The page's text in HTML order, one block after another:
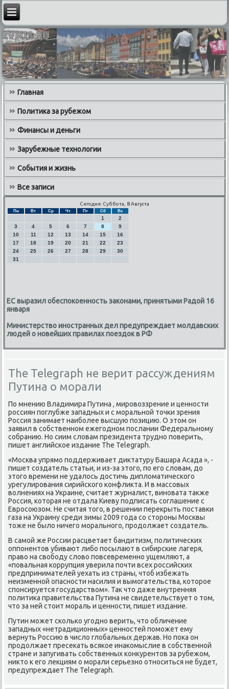
Главная
Политика за рубежом
Финансы и деньги
Зарубежные технологии
События и жизнь
Все записи
Сегодня: Суббота, 8 Августа
Пн Вт Ср Чт Пт Сб Вс
1
2
3
4 5 6 7 8
9
10
11 12 13 14 15
16
17
18 19 20 21 22
23
24
25 26 27 28 29
30
31
ЕС выразил обеспокоенность законами, принятыми Радой 16
января
Министерство иностранных дел предупреждает молдавских
людей о новейших правилах поездок в РФ
The Telegraph не верит рассуждениям
Путина о морали
По мнению Владимира Путина , мировоззрение и ценности
россиян поглубже западных и с моральной точки зрения
Россия занимает наиболее высшую позицию. О этом он
заявил в собственном ежегодном послании Федеральному
собранию. Но сиим словам президента трудно поверить,
пишет английское издание The Telegraph.
«Москва упрямо поддерживает диктатуру Башара Асада », -
пишет создатель статьи, и из-за этого, по его словам, до
этого времени не удалось достичь дипломатического
урегулирования сирийского конфликта. И в массовых
волнениях на Украине, считает журналист, виновата также
Россия, которая не отдала Киеву подписать соглашение с
Евросоюзом. Не считая того, в решении перекрыть поставки
газа на Украину среди зимы 2009 года со стороны Москвы
тоже не было ничего морального, продолжает создатель.
В самой же России расцветает бандитизм, политических
оппонентов убивают либо посылают в сибирские лагеря,
право на свободу слово повсевременно ущемляют, а
«повальная коррупция уверила почти всех российских
предпринимателей уехать из страны, чтоб избежать
неизменной опасности насилия и вымогательства, которое
спонсируется государством». Так что даже внутренняя
политика правительства Путина не свидетельствует о том,
что за ней стоит мораль и ценности, пишет издание.
Путин может сколько угодно верить, что обличение
западных «нетрадиционных» ценностей поможет ему
вернуть Россию в число глобальных держав. Но пока он
продолжает пресекать всякое инакомыслие в собственной
стране и запугивать собственных конкурентов за рубежом,
никто к его лекциям о морали серьезно относиться не будет,
предупреждает The Telegraph.